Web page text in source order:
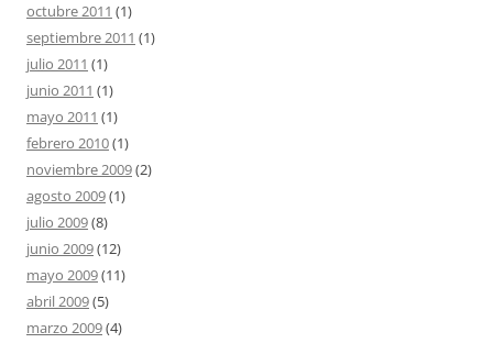
octubre 2011 (1)
septiembre 2011 (1)
julio 2011 (1)
junio 2011 (1)
mayo 2011 (1)
febrero 2010(1)
noviembre 2009(2)
agosto 2009(1)
julio 2009(8)
junio 2009(12)
mayo 2009(11)
abril 2009(5)
marzo 2009(4)